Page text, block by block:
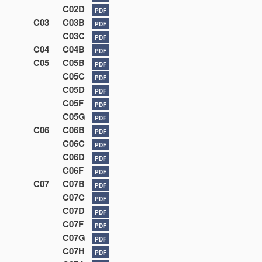
C02D PDF
C03 C03B PDF
C03C PDF
C04 C04B PDF
C05 C05B PDF
C05C PDF
C05D PDF
C05F PDF
C05G PDF
C06 C06B PDF
C06C PDF
C06D PDF
C06F PDF
C07 C07B PDF
C07C PDF
C07D PDF
C07F PDF
C07G PDF
C07H PDF